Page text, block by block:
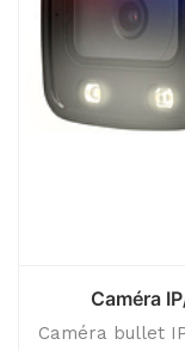
Caméra
Caméra bullet